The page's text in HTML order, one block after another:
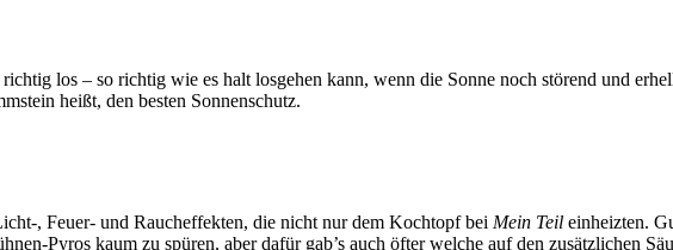
los – so richtig wie es halt losgehen kann, wenn die Sonne noch störend und
heißt, den besten Sonnenschutz.
, Feuer- und Raucheffekten, die nicht nur dem Kochtopf bei Mein Teil einheizten.
Pyros kaum zu spüren, aber dafür gab’s auch öfter welche auf den zusätzlichen